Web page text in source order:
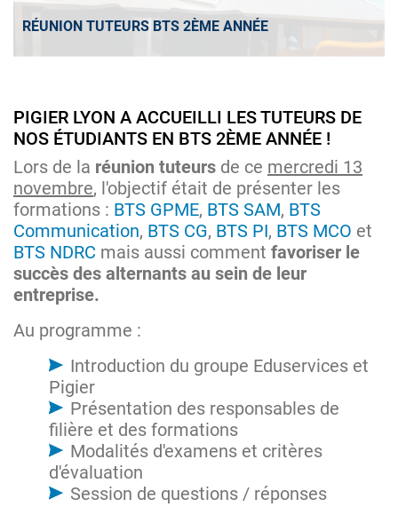
RÉUNION TUTEURS BTS 2ÈME ANNÉE
PIGIER LYON A ACCUEILLI LES TUTEURS DE
NOS ÉTUDIANTS EN BTS 2ÈME ANNÉE !
Lors de la réunion tuteurs de ce mercredi 13
novembre, l'objectif était de présenter les
formations : BTS GPME, BTS SAM, BTS
Communication, BTS CG, BTS PI, BTS MCO et
BTS NDRC mais aussi comment favoriser le
succès des alternants au sein de leur
entreprise.
Au programme :
Introduction du groupe Eduservices et
Pigier
Présentation des responsables de
filière et des formations
Modalités d'examens et critères
d'évaluation
Session de questions / réponses